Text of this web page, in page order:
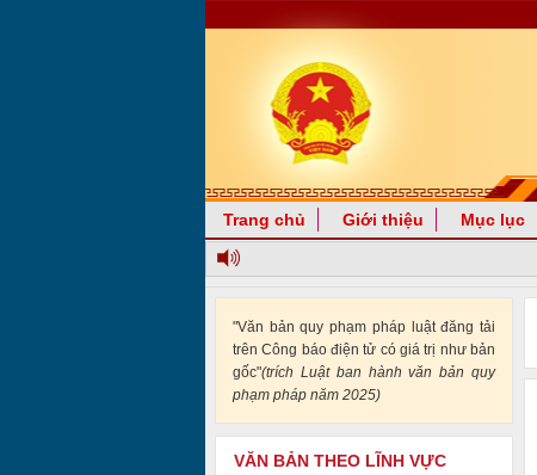
Trang chủ Giới thiệu Mục lục
"Văn bản quy phạm pháp luật đăng tải
trên Công báo điện tử có giá trị như bản
gốc"(trích Luật ban hành văn bản quy
phạm pháp năm 2025)
VĂN BẢN THEO LĨNH VỰC